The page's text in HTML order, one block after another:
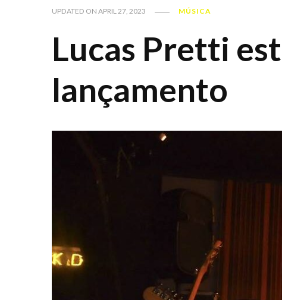
UPDATED ON APRIL 27, 2023 MÚSICA
Lucas Pretti
lançamento